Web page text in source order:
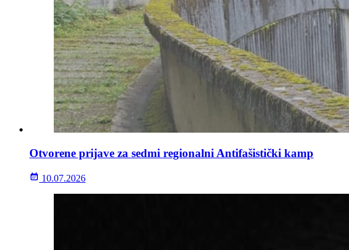
Otvorene prijave za sedmi regionalni Antifašistički kamp
10.07.2026